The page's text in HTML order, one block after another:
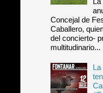
Concejal de
Caballero,
del concierto-
multitudinario...
La